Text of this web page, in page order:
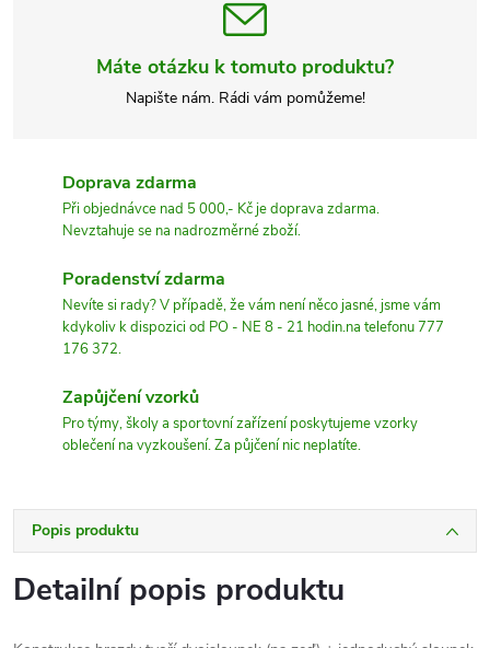
Máte otázku k tomuto produktu?
Napište nám. Rádi vám pomůžeme!
Doprava zdarma
Při objednávce nad 5 000,- Kč je doprava zdarma.
Nevztahuje se na nadrozměrné zboží.
Poradenství zdarma
Nevíte si rady? V případě, že vám není něco jasné, jsme vám
kdykoliv k dispozici od PO - NE 8 - 21 hodin.na telefonu 777
176 372.
Zapůjčení vzorků
Pro týmy, školy a sportovní zařízení poskytujeme vzorky
oblečení na vyzkoušení. Za půjčení nic neplatíte.
Popis produktu
Detailní popis produktu